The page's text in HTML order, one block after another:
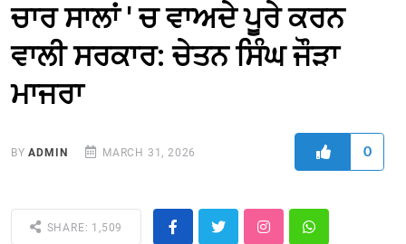
ਚਾਰ ਸਾਲਾਂ ' ਚ ਵਾਅਦੇ ਪੂਰੇ ਕਰਨ
ਵਾਲੀ ਸਰਕਾਰ: ਚੇਤਨ ਸਿੰਘ ਜੌੜਾ
ਮਾਜਰਾ
BYADMIN MARCH 31, 2026 0
SHARE: 1,509